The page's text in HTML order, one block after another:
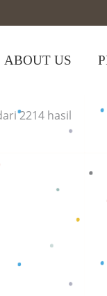
ABOUT US
2214 hasil
Baca